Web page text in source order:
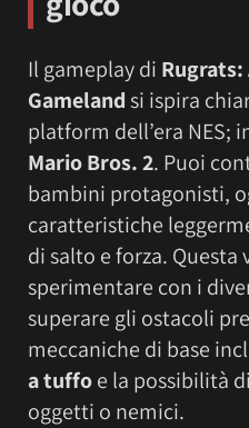
Il gameplay di
Gamelandsi ispira
platform dell’era NES;
Mario Bros. 2. Puoi
bambini protagonisti,
caratteristiche
di salto e forza. Questa
sperimentare con i
superare gli ostacoli
meccaniche di base
a tuffoe la possibilità di
oggetti o nemici.